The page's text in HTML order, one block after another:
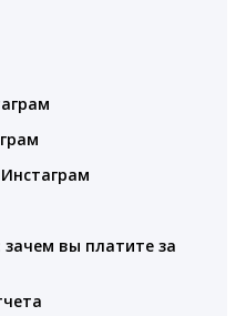
зачем вы платите за